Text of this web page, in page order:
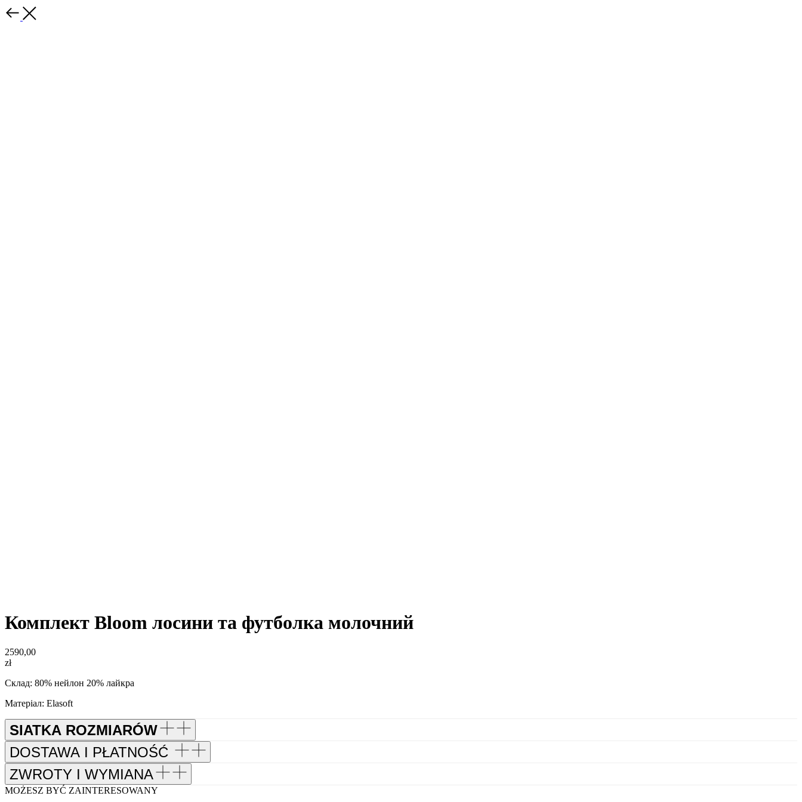
Комплект Bloom лосини та футболка молочний
2590,00
zł
Склад: 80% нейлон 20% лайкра
Матеріал: Elasoft
SIATKA ROZMIARÓW
DOSTAWA I PŁATNOŚĆ
ZWROTY I WYMIANA
MOŻESZ BYĆ ZAINTERESOWANY